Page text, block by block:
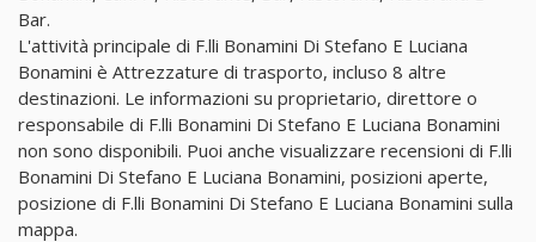
Bar.
L'attività principale di F.lli Bonamini Di Stefano E Luciana
Bonamini è Attrezzature di trasporto, incluso 8 altre
destinazioni. Le informazioni su proprietario, direttore o
responsabile di F.lli Bonamini Di Stefano E Luciana Bonamini
non sono disponibili. Puoi anche visualizzare recensioni di F.lli
Bonamini Di Stefano E Luciana Bonamini, posizioni aperte,
posizione di F.lli Bonamini Di Stefano E Luciana Bonamini sulla
mappa.